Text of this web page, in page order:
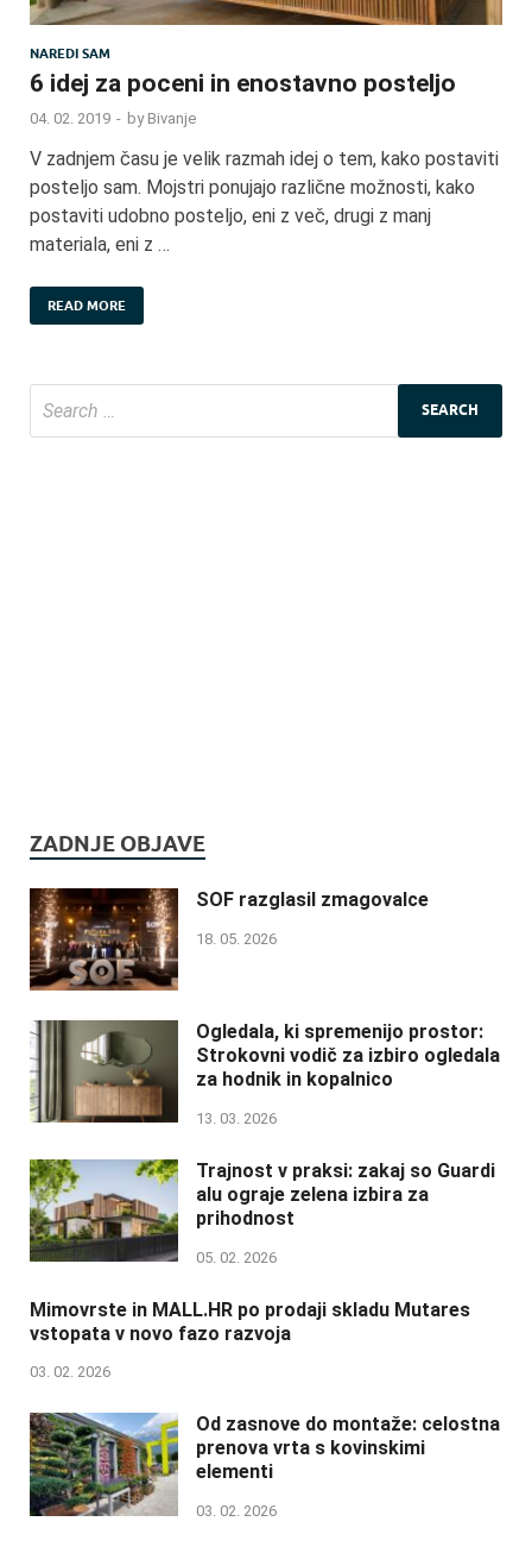
NAREDI SAM
6 idej za poceni in enostavno posteljo
04. 02. 2019 - by Bivanje
V zadnjem času je velik razmah idej o tem, kako postaviti
posteljo sam. Mojstri ponujajo različne možnosti, kako
postaviti udobno posteljo, eni z več, drugi z manj
materiala, eni z …
READ MORE
ZADNJE OBJAVE
SOF razglasil zmagovalce
18. 05. 2026
Ogledala, ki spremenijo prostor:
Strokovni vodič za izbiro ogledala
za hodnik in kopalnico
13. 03. 2026
Trajnost v praksi: zakaj so Guardi
alu ograje zelena izbira za
prihodnost
05. 02. 2026
Mimovrste in MALL.HR po prodaji skladu Mutares
vstopata v novo fazo razvoja
03. 02. 2026
Od zasnove do montaže: celostna
prenova vrta s kovinskimi
elementi
03. 02. 2026